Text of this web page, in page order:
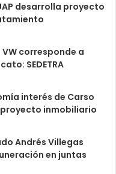
desarrolla proyecto
corresponde a
SEDETRA
interés de Carso
inmobiliario
Andrés Villegas
en juntas